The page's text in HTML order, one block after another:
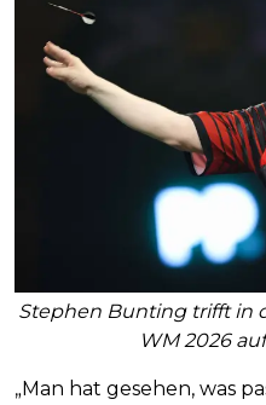
Stephen Bunting trifft in
WM 2026
„Man hat gesehen, was